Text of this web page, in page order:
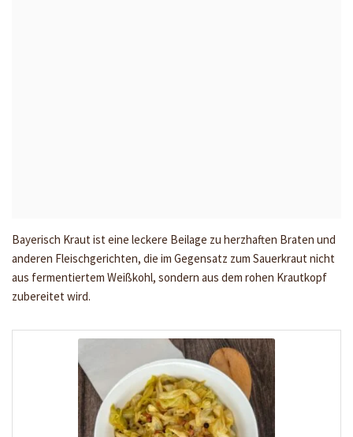
Bayerisch Kraut ist eine leckere Beilage zu herzhaften Braten und
anderen Fleischgerichten, die im Gegensatz zum Sauerkraut nicht
aus fermentiertem Weißkohl, sondern aus dem rohen Krautkopf
zubereitet wird.